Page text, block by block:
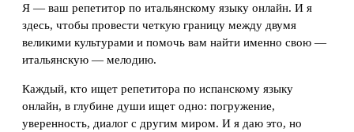
Я — ваш репетитор по итальянскому языку онлайн. И я
здесь, чтобы провести четкую границу между двумя
великими культурами и помочь вам найти именно свою —
итальянскую — мелодию.
Каждый, кто ищет репетитора по испанскому языку
онлайн, в глубине души ищет одно: погружение,
уверенность, диалог с другим миром. И я даю это, но